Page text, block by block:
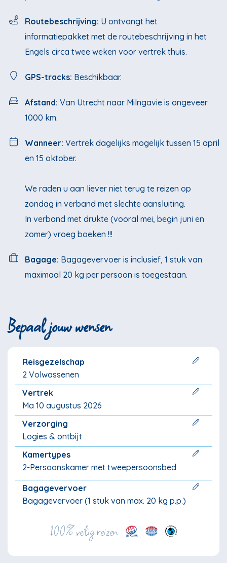
Routebeschrijving: U ontvangt het
informatiepakket met de routebeschrijving in het
Engels circa twee weken voor vertrek thuis.
GPS-tracks: Beschikbaar.
Afstand: Van Utrecht naar Milngavie is ongeveer
1000 km.
Wanneer: Vertrek dagelijks mogelijk tussen 15 april
en 15 oktober.
We raden u aan liever niet terug te reizen op
zondag in verband met slechte aansluiting.
In verband met drukte (vooral mei, begin juni en
zomer) vroeg boeken !!!
Bagage: Bagagevervoer is inclusief, 1 stuk van
maximaal 20 kg per persoon is toegestaan.
Bepaal jouw wensen
Reisgezelschap
2 Volwassenen
Vertrek
Ma 10 augustus 2026
Verzorging
Logies & ontbijt
Kamertypes
2-Persoonskamer met tweepersoonsbed
Bagagevervoer
Bagagevervoer (1 stuk van max. 20 kg p.p.)
100% veilig reizen